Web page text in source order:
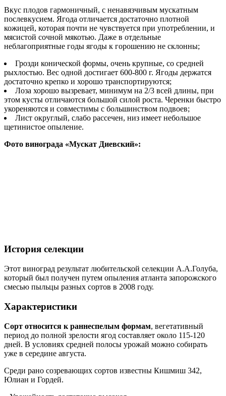
Вкус плодов гармоничный, с ненавязчивым мускатным
послевкусием. Ягода отличается достаточно плотной
кожицей, которая почти не чувствуется при употреблении, и
мясистой сочной мякотью. Даже в отдельные
неблагоприятные годы ягоды к горошению не склонны;
Грозди конической формы, очень крупные, со средней
рыхлостью. Вес одной достигает 600-800 г. Ягоды держатся
достаточно крепко и хорошо транспортируются;
Лоза хорошо вызревает, минимум на 2/3 всей длины, при
этом кусты отличаются большой силой роста. Черенки быстро
укореняются и совместимы с большинством подвоев;
Лист округлый, слабо рассечен, низ имеет небольшое
щетинистое опыление.
Фото винограда «Мускат Диевский»:
История селекции
Этот виноград результат любительской селекции А.А.Голуба,
который был получен путем опыления атланта запорожского
смесью пыльцы разных сортов в 2008 году.
Характеристики
Сорт относится к раннеспелым формам, вегетативный
период до полной зрелости ягод составляет около 115-120
дней. В условиях средней полосы урожай можно собирать
уже в середине августа.
Среди рано созревающих сортов известны Кишмиш 342,
Юлиан и Гордей.